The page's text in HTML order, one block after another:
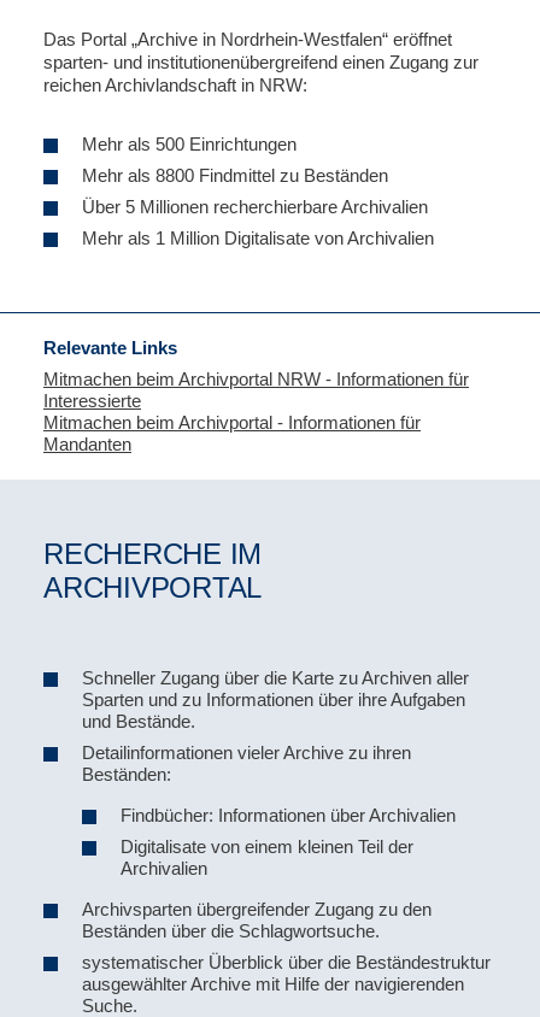
Das Portal „Archive in Nordrhein-Westfalen“ eröffnet
sparten- und institutionenübergreifend einen Zugang zur
reichen Archivlandschaft in NRW:
Mehr als 500 Einrichtungen
Mehr als 8800 Findmittel zu Beständen
Über 5 Millionen recherchierbare Archivalien
Mehr als 1 Million Digitalisate von Archivalien
Relevante Links
Mitmachen beim Archivportal NRW - Informationen für
Interessierte
Mitmachen beim Archivportal - Informationen für
Mandanten
RECHERCHE IM
ARCHIVPORTAL
Schneller Zugang über die Karte zu Archiven aller
Sparten und zu Informationen über ihre Aufgaben
und Bestände.
Detailinformationen vieler Archive zu ihren
Beständen:
Findbücher: Informationen über Archivalien
Digitalisate von einem kleinen Teil der
Archivalien
Archivsparten übergreifender Zugang zu den
Beständen über die Schlagwortsuche.
systematischer Überblick über die Beständestruktur
ausgewählter Archive mit Hilfe der navigierenden
Suche.